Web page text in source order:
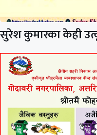
सुरेश कुमारका केही